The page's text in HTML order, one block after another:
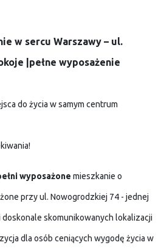
w sercu Warszawy – ul.
|pełne wyposażenie
do życia w samym centrum
wyposażone mieszkanie o
przy ul. Nowogrodzkiej 74 - jednej
skomunikowanych lokalizacji
dla osób ceniących wygodę życia w